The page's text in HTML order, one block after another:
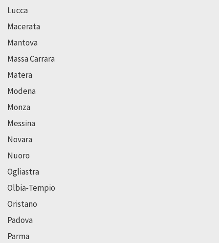
Lucca
Macerata
Mantova
Massa Carrara
Matera
Modena
Monza
Messina
Novara
Nuoro
Ogliastra
Olbia-Tempio
Oristano
Padova
Parma